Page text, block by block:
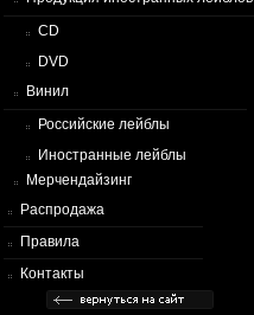
CD
DVD
Винил
Российские лейблы
Иностранные лейблы
Мерчендайзинг
Распродажа
Правила
Контакты